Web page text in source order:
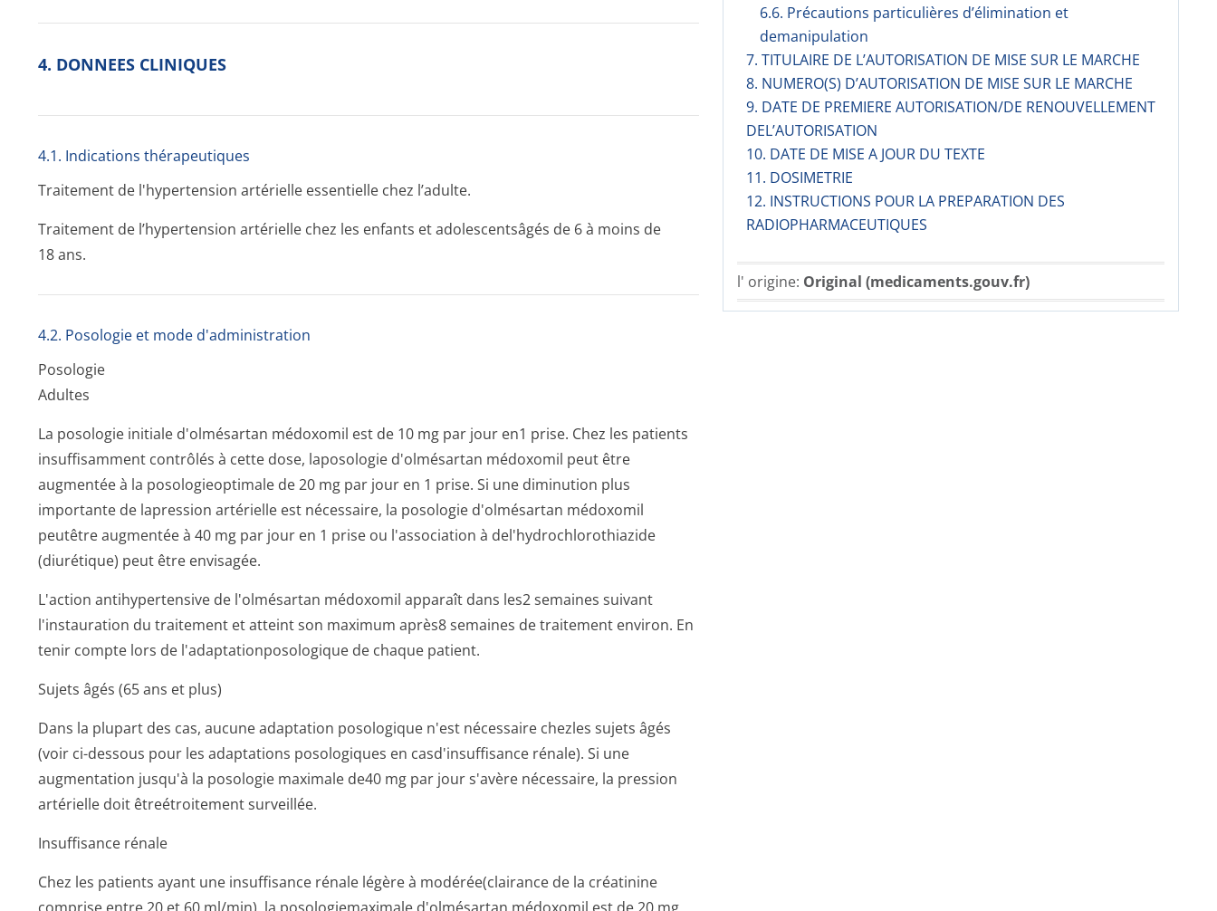
6.6. Précautions particulières d’élimination et
demanipulation
7. TITULAIRE DE L’AUTORISATION DE MISE SUR LE MARCHE
8. NUMERO(S) D’AUTORISATION DE MISE SUR LE MARCHE
9. DATE DE PREMIERE AUTORISATION/DE RENOUVELLEMENT
DEL’AUTORISATION
10. DATE DE MISE A JOUR DU TEXTE
11. DOSIMETRIE
12. INSTRUCTIONS POUR LA PREPARATION DES
RADIOPHARMACE­UTIQUES
l' origine: Original (medicaments.gouv.fr)
4. DONNEES CLINIQUES
4.1. Indications thérapeutiques
Traitement de l'hypertension artérielle essentielle chez l’adulte.
Traitement de l’hypertension artérielle chez les enfants et adolescentsâgés de 6 à moins de
18 ans.
4.2. Posologie et mode d'administration
Posologie
Adultes
La posologie initiale d'olmésartan médoxomil est de 10 mg par jour en1 prise. Chez les patients
insuffisamment contrôlés à cette dose, laposologie d'olmésartan médoxomil peut être
augmentée à la posologieoptimale de 20 mg par jour en 1 prise. Si une diminution plus
importante de lapression artérielle est nécessaire, la posologie d'olmésartan médoxomil
peutêtre augmentée à 40 mg par jour en 1 prise ou l'association à del'hydrochlo­rothiazide
(diurétique) peut être envisagée.
L'action antihypertensive de l'olmésartan médoxomil apparaît dans les2 semaines suivant
l'instauration du traitement et atteint son maximum après8 semaines de traitement environ. En
tenir compte lors de l'adaptationpo­sologique de chaque patient.
Sujets âgés (65 ans et plus)
Dans la plupart des cas, aucune adaptation posologique n'est nécessaire chezles sujets âgés
(voir ci-dessous pour les adaptations posologiques en casd'insuffisance rénale). Si une
augmentation jusqu'à la posologie maximale de40 mg par jour s'avère nécessaire, la pression
artérielle doit êtreétroitement surveillée.
Insuffisance rénale
Chez les patients ayant une insuffisance rénale légère à modérée(clairance de la créatinine